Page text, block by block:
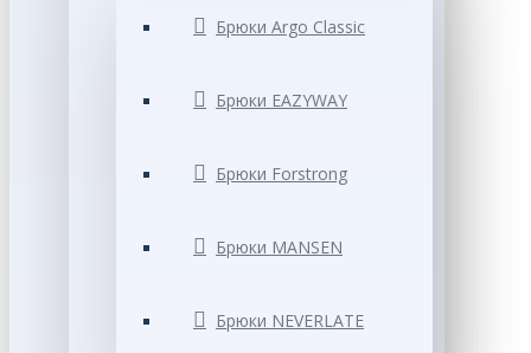
Брюки Argo Classic
Брюки EAZYWAY
Брюки Forstrong
Брюки MANSEN
Брюки NEVERLATE